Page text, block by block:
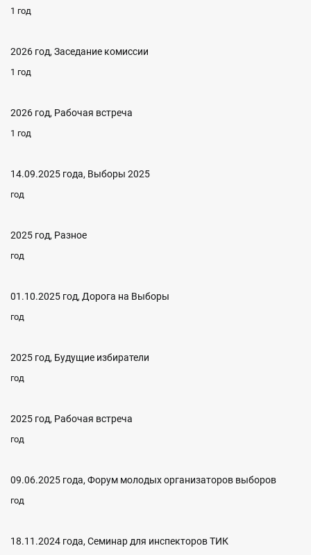
1 год
2026 год, Заседание комиссии
1 год
2026 год, Рабочая встреча
1 год
14.09.2025 года, Выборы 2025
год
2025 год, Разное
год
01.10.2025 год, Дорога на Выборы
год
2025 год, Будущие избиратели
год
2025 год, Рабочая встреча
год
09.06.2025 года, Форум молодых организаторов выборов
год
18.11.2024 года, Семинар для инспекторов ТИК